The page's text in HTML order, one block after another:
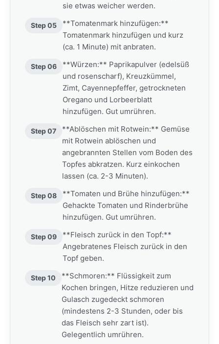
sie etwas weicher werden.
Step 05
**Tomatenmark hinzufügen:**
Tomatenmark hinzufügen und kurz
(ca. 1 Minute) mit anbraten.
Step 06
**Würzen:** Paprikapulver (edelsüß
und rosenscharf), Kreuzkümmel,
Zimt, Cayennepfeffer, getrockneten
Oregano und Lorbeerblatt
hinzufügen. Gut umrühren.
Step 07
**Ablöschen mit Rotwein:** Gemüse
mit Rotwein ablöschen und
angebrannten Stellen vom Boden des
Topfes abkratzen. Kurz einkochen
lassen (ca. 2-3 Minuten).
Step 08
**Tomaten und Brühe hinzufügen:**
Gehackte Tomaten und Rinderbrühe
hinzufügen. Gut umrühren.
Step 09
**Fleisch zurück in den Topf:**
Angebratenes Fleisch zurück in den
Topf geben.
Step 10
**Schmoren:** Flüssigkeit zum
Kochen bringen, Hitze reduzieren und
Gulasch zugedeckt schmoren
(mindestens 2-3 Stunden, oder bis
das Fleisch sehr zart ist).
Gelegentlich umrühren.